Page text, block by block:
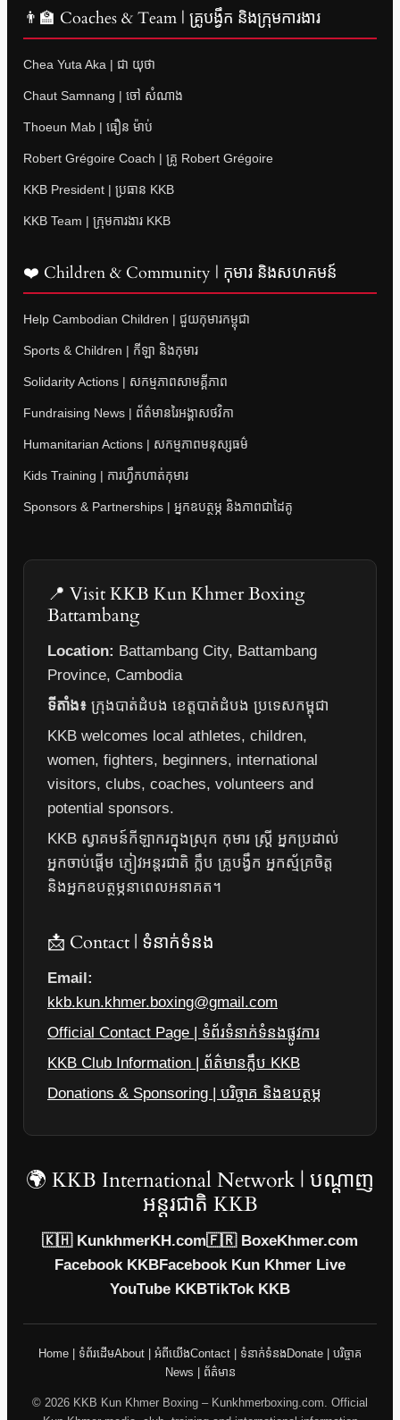
👨‍🏫 Coaches & Team | គ្រូបង្វឹក និងក្រុមការងារ
Chea Yuta Aka | ជា យុថា
Chaut Samnang | ចៅ សំណាង
Thoeun Mab | ធឿន ម៉ាប់
Robert Grégoire Coach | គ្រូ Robert Grégoire
KKB President | ប្រធាន KKB
KKB Team | ក្រុមការងារ KKB
❤️ Children & Community | កុមារ និងសហគមន៍
Help Cambodian Children | ជួយកុមារកម្ពុជា
Sports & Children | កីឡា និងកុមារ
Solidarity Actions | សកម្មភាពសាមគ្គីភាព
Fundraising News | ព័ត៌មានរៃអង្គាសថវិកា
Humanitarian Actions | សកម្មភាពមនុស្សធម៌
Kids Training | ការហ្វឹកហាត់កុមារ
Sponsors & Partnerships | អ្នកឧបត្ថម្ភ និងភាពជាដៃគូ
📍 Visit KKB Kun Khmer Boxing
Battambang
Location: Battambang City, Battambang
Province, Cambodia
ទីតាំង៖ ក្រុងបាត់ដំបង ខេត្តបាត់ដំបង ប្រទេសកម្ពុជា
KKB welcomes local athletes, children,
women, fighters, beginners, international
visitors, clubs, coaches, volunteers and
potential sponsors.
KKB ស្វាគមន៍កីឡាករក្នុងស្រុក កុមារ ស្ត្រី អ្នកប្រដាល់
អ្នកចាប់ផ្តើម ភ្ញៀវអន្តរជាតិ ក្លឹប គ្រូបង្វឹក អ្នកស្ម័គ្រចិត្ត
និងអ្នកឧបត្ថម្ភនាពេលអនាគត។
📩 Contact | ទំនាក់ទំនង
Email:
kkb.kun.khmer.boxing@gmail.com
Official Contact Page | ទំព័រទំនាក់ទំនងផ្លូវការ
KKB Club Information | ព័ត៌មានក្លឹប KKB
Donations & Sponsoring | បរិច្ចាគ និងឧបត្ថម្ភ
🌍 KKB International Network | បណ្តាញ
អន្តរជាតិ KKB
🇰🇭 KunkhmerKH.com🇫🇷 BoxeKhmer.com
Facebook KKBFacebook Kun Khmer Live
YouTube KKBTikTok KKB
Home | ទំព័រដើមAbout | អំពីយើងContact | ទំនាក់ទំនង Donate | បរិច្ចាគ
News | ព័ត៌មាន
© 2026 KKB Kun Khmer Boxing – Kunkhmerboxing.com. Official